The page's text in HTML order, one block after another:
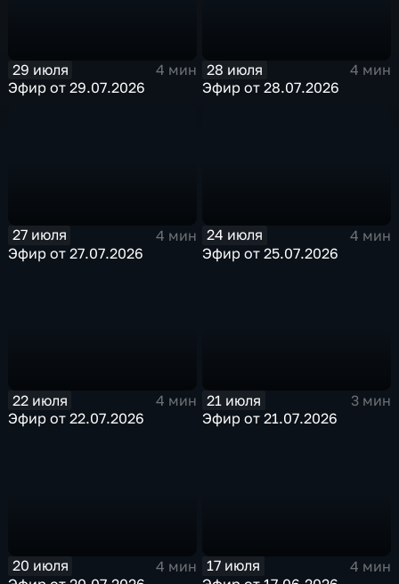
29 июля
4 мин
Эфир от 29.07.2026
28 июля
4 мин
Эфир от 28.07.2026
27 июля
4 мин
Эфир от 27.07.2026
24 июля
4 мин
Эфир от 25.07.2026
22 июля
4 мин
Эфир от 22.07.2026
21 июля
3 мин
Эфир от 21.07.2026
20 июля
4 мин
17 июля
4 мин